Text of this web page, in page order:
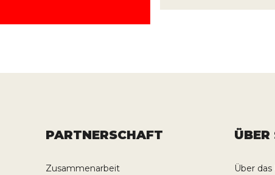
PARTNERSCHAFT
Zusammenarbeit Über